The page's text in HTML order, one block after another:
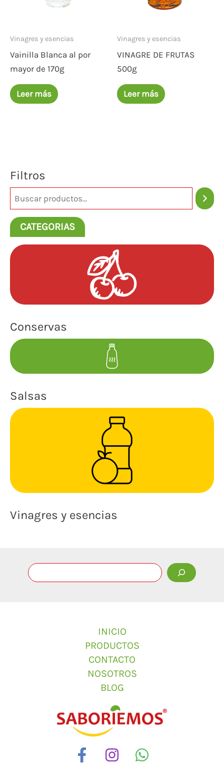
Filtros
CATEGORIAS
Conservas
Salsas
Vinagres y esencias
Vinagres y esencias
Vainilla Blanca al por
mayor de 170g
Leer más
Vinagres y esencias
VINAGRE DE FRUTAS
500g
Leer más
INICIO
PRODUCTOS
CONTACTO
NOSOTROS
BLOG